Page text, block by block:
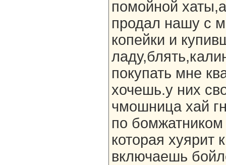
помойной
продал нашу с
копейки и
покупать мне
хочешь.у них
чмошница хай
по
которая хуярит
включаешь